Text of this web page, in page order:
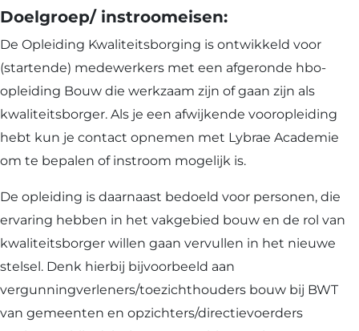
Doelgroep/ instroomeisen:
De Opleiding Kwaliteitsborging is ontwikkeld voor
(startende) medewerkers met een afgeronde hbo-
opleiding Bouw die werkzaam zijn of gaan zijn als
kwaliteitsborger. Als je een afwijkende vooropleiding
hebt kun je contact opnemen met Lybrae Academie
om te bepalen of instroom mogelijk is.
De opleiding is daarnaast bedoeld voor personen, die
ervaring hebben in het vakgebied bouw en de rol van
kwaliteitsborger willen gaan vervullen in het nieuwe
stelsel. Denk hierbij bijvoorbeeld aan
vergunningverleners/toezichthouders bouw bij BWT
van gemeenten en opzichters/directievoerders